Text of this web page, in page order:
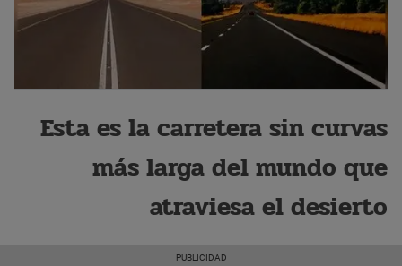
Esta es la carretera sin curvas
más larga del mundo que
atraviesa el desierto